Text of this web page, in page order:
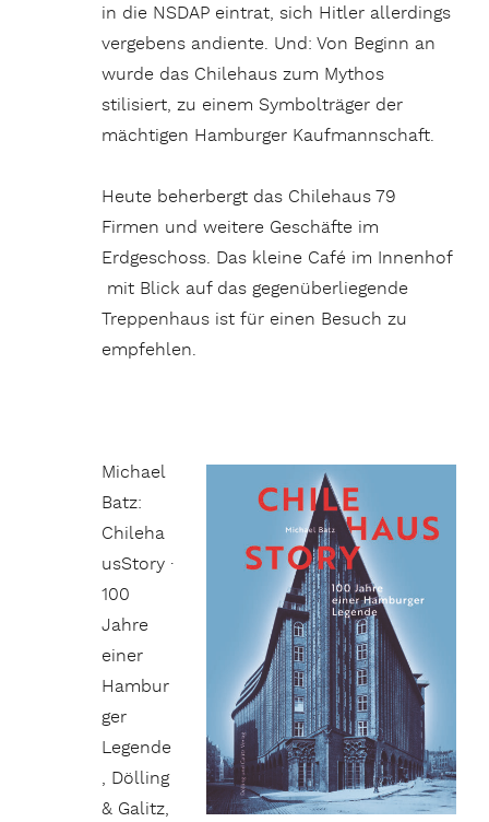
in die NSDAP eintrat, sich Hitler allerdings
vergebens andiente. Und: Von Beginn an
wurde das Chilehaus zum Mythos
stilisiert, zu einem Symbolträger der
mächtigen Hamburger Kaufmannschaft.
Heute beherbergt das Chilehaus 79
Firmen und weitere Geschäfte im
Erdgeschoss. Das kleine Café im Innenhof
mit Blick auf das gegenüberliegende
Treppenhaus ist für einen Besuch zu
empfehlen.
Michael
Batz:
Chileha
usStory ·
100
Jahre
einer
Hambur
ger
Legende
, Dölling
& Galitz,